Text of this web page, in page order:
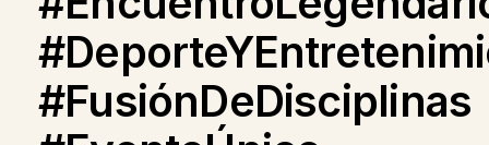
#FusiónDeDisciplinas